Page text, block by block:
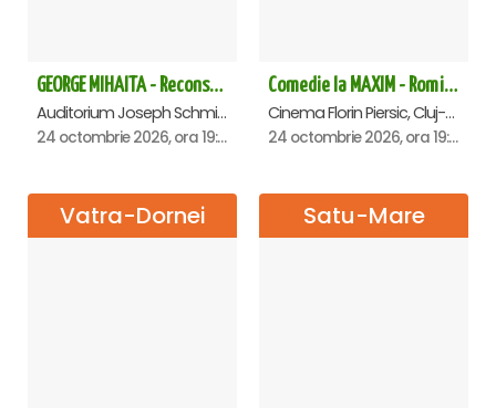
GEORGE MIHAITA - Reconstituirea unei vieti - Suceava
Auditorium Joseph Schmidt - Universitatea Stefan Cel Mare, Suceava
24 octombrie 2026, ora 19:00
Comedie la MAXIM - Romica Tociu si Cornel Palade - Cluj Napoca
Cinema Florin Piersic, Cluj-Napoca
24 octombrie 2026, ora 19:30
Vatra-Dornei Satu-Mare